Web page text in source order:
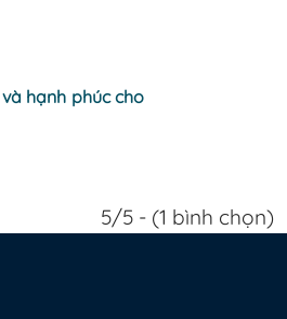
hạnh phúc cho
5/5 - (1 bình chọn)